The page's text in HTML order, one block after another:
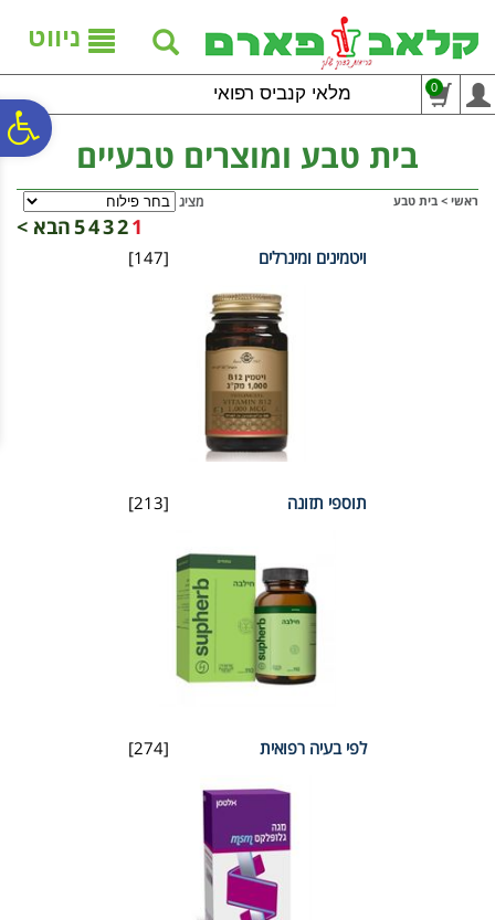
נגישות
אתר
המרכזי
ניווט
מלאי קנביס רפואי 0
בית טבע ומוצרים טבעיים
ראשי > בית טבע מציג
1
2
3
4
5הבא >
[147] ויטמינים ומינרלים
[213] תוספי תזונה
[274] לפי בעיה רפואית